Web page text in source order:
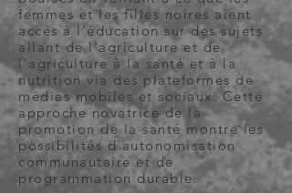
femmes et les filles noires aient
accès à l'éducation sur des sujets
allant de l'agriculture et de
l'agriculture à la santé et à la
nutrition via des plateformes de
médias mobiles et sociaux. Cette
approche novatrice de la
promotion de la santé montre les
possibilités d'autonomisation
communautaire et de
programmation durable.